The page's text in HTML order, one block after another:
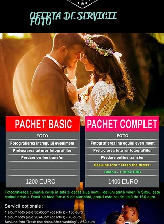
OFERTA DE SERVICII
FOTO
1200 EURO 1400 EURO